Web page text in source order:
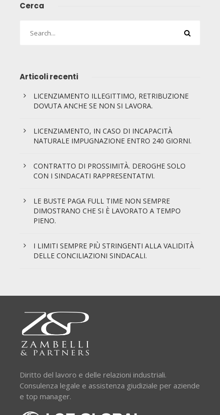
Cerca
Articoli recenti
LICENZIAMENTO ILLEGITTIMO, RETRIBUZIONE
DOVUTA ANCHE SE NON SI LAVORA.
LICENZIAMENTO, IN CASO DI INCAPACITÀ
NATURALE IMPUGNAZIONE ENTRO 240 GIORNI.
CONTRATTO DI PROSSIMITÀ. DEROGHE SOLO
CON I SINDACATI RAPPRESENTATIVI.
LE BUSTE PAGA FULL TIME NON SEMPRE
DIMOSTRANO CHE SI È LAVORATO A TEMPO
PIENO.
I LIMITI SEMPRE PIÙ STRINGENTI ALLA VALIDITÀ
DELLE CONCILIAZIONI SINDACALI.
Diritto del lavoro e delle relazioni industriali.
Consulenza legale e assistenza giudiziale per aziende
e top manager.